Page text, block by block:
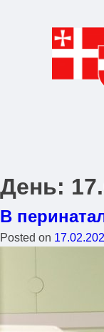
День:
В
Posted on